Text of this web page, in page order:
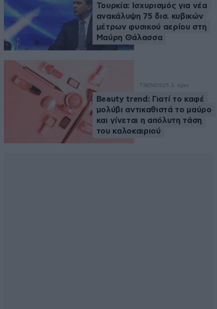
Τουρκία: Ισχυρισμός για νέα
ανακάλυψη 75 δισ. κυβικών
μέτρων φυσικού αερίου στη
Μαύρη Θάλασσα
TRENDS25 λ. πριν
Beauty trend: Γιατί το καφέ
μολύβι αντικαθιστά το μαύρο
και γίνεται η απόλυτη τάση
του καλοκαιριού